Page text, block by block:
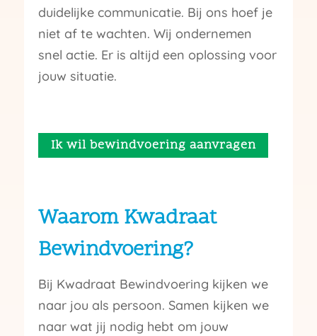
duidelijke communicatie. Bij ons hoef je
niet af te wachten. Wij ondernemen
snel actie. Er is altijd een oplossing voor
jouw situatie.
Ik wil bewindvoering aanvragen
Waarom Kwadraat
Bewindvoering?
Bij Kwadraat Bewindvoering kijken we
naar jou als persoon. Samen kijken we
naar wat jij nodig hebt om jouw